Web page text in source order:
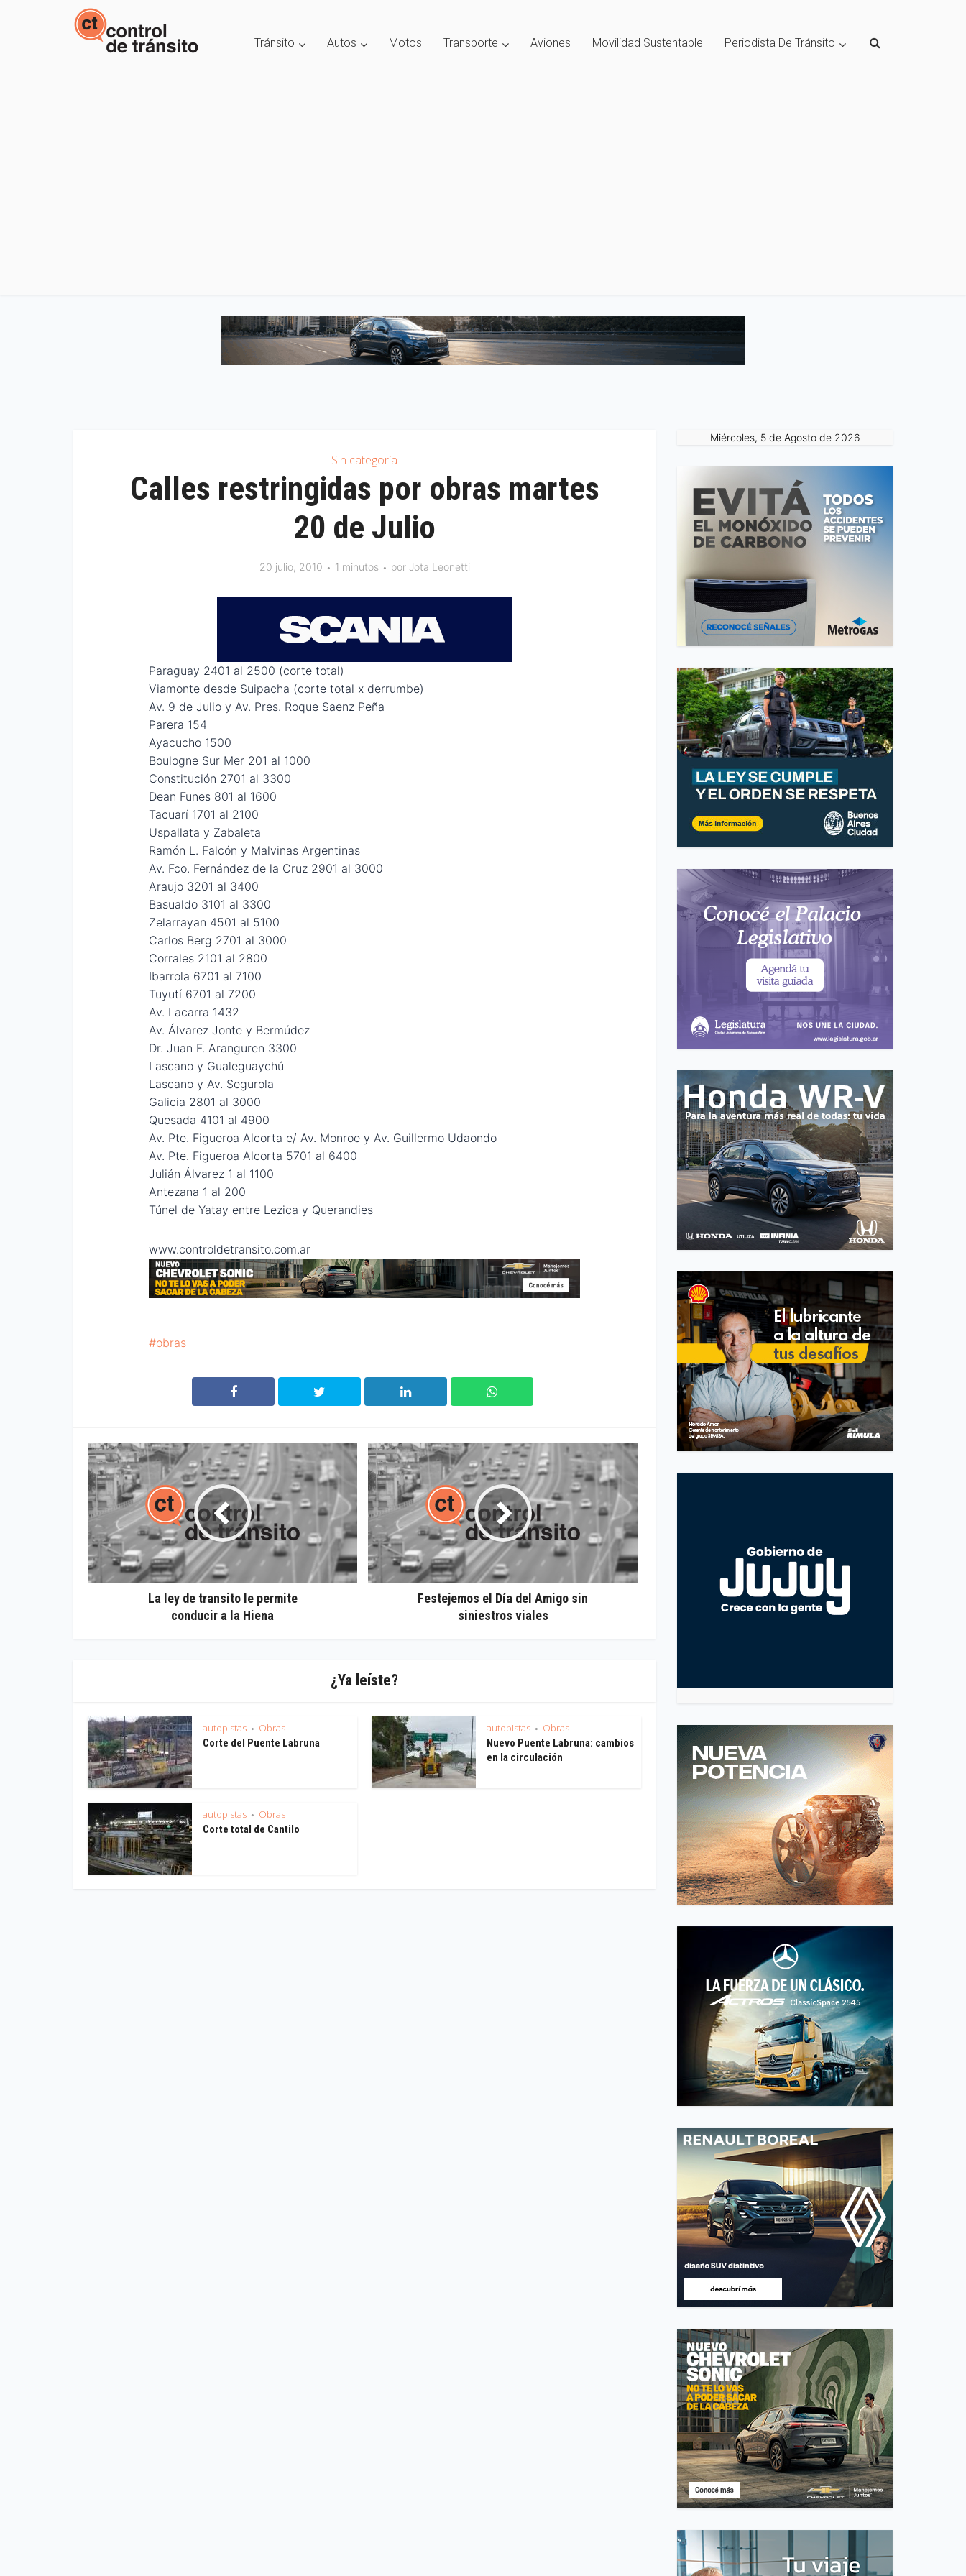
Tránsito Autos Motos Transporte Aviones Movilidad Sustentable Periodista De Tránsito
Sin categoría
Calles restringidas por obras martes
20 de Julio
20 julio, 2010 1 minutos por Jota Leonetti
Paraguay 2401 al 2500 (corte total)
Viamonte desde Suipacha (corte total x derrumbe)
Av. 9 de Julio y Av. Pres. Roque Saenz Peña
Parera 154
Ayacucho 1500
Boulogne Sur Mer 201 al 1000
Constitución 2701 al 3300
Dean Funes 801 al 1600
Tacuarí 1701 al 2100
Uspallata y Zabaleta
Ramón L. Falcón y Malvinas Argentinas
Av. Fco. Fernández de la Cruz 2901 al 3000
Araujo 3201 al 3400
Basualdo 3101 al 3300
Zelarrayan 4501 al 5100
Carlos Berg 2701 al 3000
Corrales 2101 al 2800
Ibarrola 6701 al 7100
Tuyutí 6701 al 7200
Av. Lacarra 1432
Av. Álvarez Jonte y Bermúdez
Dr. Juan F. Aranguren 3300
Lascano y Gualeguaychú
Lascano y Av. Segurola
Galicia 2801 al 3000
Quesada 4101 al 4900
Av. Pte. Figueroa Alcorta e/ Av. Monroe y Av. Guillermo Udaondo
Av. Pte. Figueroa Alcorta 5701 al 6400
Julián Álvarez 1 al 1100
Antezana 1 al 200
Túnel de Yatay entre Lezica y Querandies
www.controldetransito.com.ar
obras
La ley de transito le permite
conducir a la Hiena
Festejemos el Día del Amigo sin
siniestros viales
¿Ya leíste?
autopistas • Obras
Corte del Puente Labruna
autopistas • Obras
Nuevo Puente Labruna: cambios
en la circulación
autopistas • Obras
Corte total de Cantilo
Miércoles, 5 de Agosto de 2026